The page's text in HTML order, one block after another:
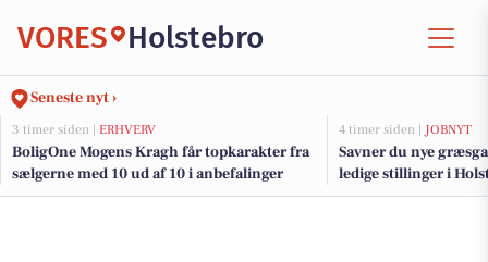
VORES Holstebro
Seneste nyt ›
3 timer siden | ERHVERV
BoligOne Mogens Kragh får topkarakter fra
sælgerne med 10 ud af 10 i anbefalinger
4 timer siden | JOBNYT
Savner du nye
ledige stillinger i